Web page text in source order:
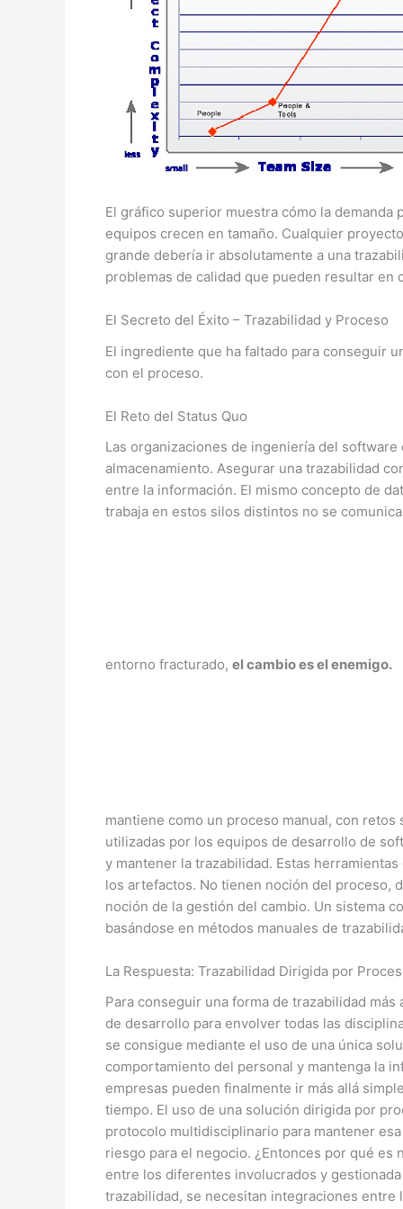
El gráfico superior muestra cómo la
equipos crecen en tamaño. Cualquier
grande debería ir absolutamente a una
problemas de calidad que pueden resultar en
El Secreto del Éxito – Trazabilidad y Proceso
El ingrediente que ha faltado para conseguir
con el proceso.
El Reto del Status Quo
Las organizaciones de ingeniería del
almacenamiento. Asegurar una trazabilidad
entre la información. El mismo concepto de
trabaja en estos silos distintos no se
entorno fracturado, el cambio es el enemigo.
mantiene como un proceso manual, con
utilizadas por los equipos de desarrollo de
y mantener la trazabilidad. Estas
los artefactos. No tienen noción del proceso,
noción de la gestión del cambio. Un sistema
basándose en métodos manuales de
La Respuesta: Trazabilidad Dirigida por
Para conseguir una forma de trazabilidad
de desarrollo para envolver todas las
se consigue mediante el uso de una única
comportamiento del personal y mantenga la
empresas pueden finalmente ir más allá
tiempo. El uso de una solución dirigida por
protocolo multidisciplinario para mantener
riesgo para el negocio. ¿Entonces por qué es
entre los diferentes involucrados y
trazabilidad, se necesitan integraciones entre